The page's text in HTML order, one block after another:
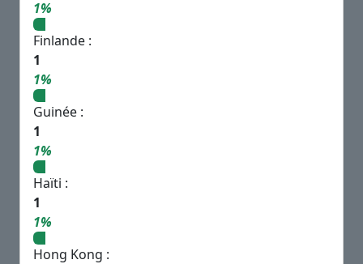
1%
Finlande :
1
1%
Guinée :
1
1%
Haïti :
1
1%
Hong Kong :